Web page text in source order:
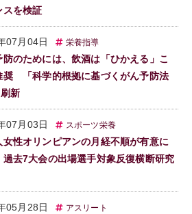
スを検証
07月04日 栄養指導
防のためには、飲酒は「ひかえる」こ
奨 「科学的根拠に基づくがん予防法
新
07月03日 スポーツ栄養
女性オリンピアンの月経不順が有意に
去7大会の出場選手対象反復横断研究
05月28日 アスリート